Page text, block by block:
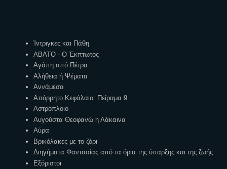
Ίντριγκες και Πάθη
ΑΒΑΤΟ - Ο Έκπτωτος
Αγάπη από Πέτρα
Αλήθεια ή Ψέματα
Αννάμεσα
Απόρρητο Κεφάλαιο: Πείραμα 9
Αστρόπλοιο
Αυγούστα Θεοφανώ η Λάκαινα
Αύρα
Βρικόλακες με το ζόρι
Διηγήματα Φαντασίας από τα όρια της ύπαρξης και της ζωής
Εξόριστοι